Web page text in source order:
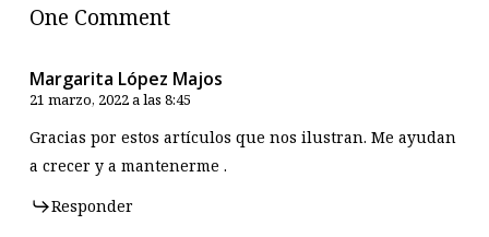
One Comment
Margarita López Majos
21 marzo, 2022 a las 8:45
Gracias por estos artículos que nos ilustran. Me ayudan
a crecer y a mantenerme .
Responder